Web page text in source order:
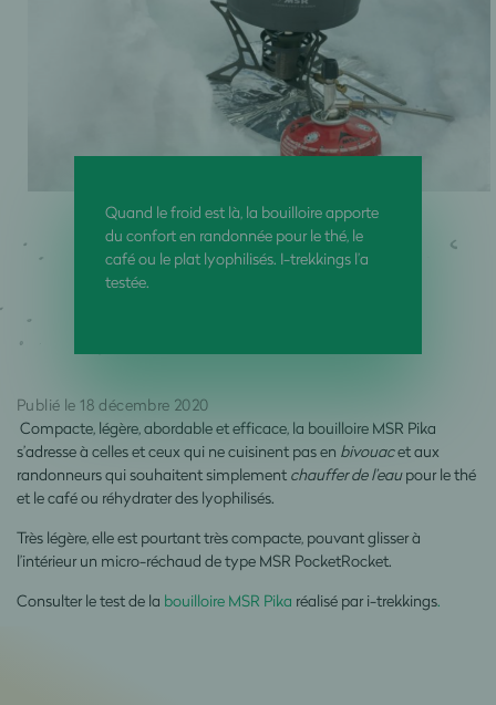
Quand le froid est là, la bouilloire apporte
du confort en randonnée pour le thé, le
café ou le plat lyophilisés. I-trekkings l’a
testée.
Publié le 18 décembre 2020
Compacte, légère, abordable et efficace, la bouilloire MSR Pika
s’adresse à celles et ceux qui ne cuisinent pas en bivouacet aux
randonneurs qui souhaitent simplement chauffer de l’eaupour le thé
et le café ou réhydrater des lyophilisés.
Très légère, elle est pourtant très compacte, pouvant glisser à
l’intérieur un micro-réchaud de type MSR PocketRocket.
Consulter le test de la bouilloire MSR Pika réalisé par i-trekkings.